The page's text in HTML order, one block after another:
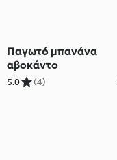
Παγωτό μπανάνα
αβοκάντο
5.0 (4)